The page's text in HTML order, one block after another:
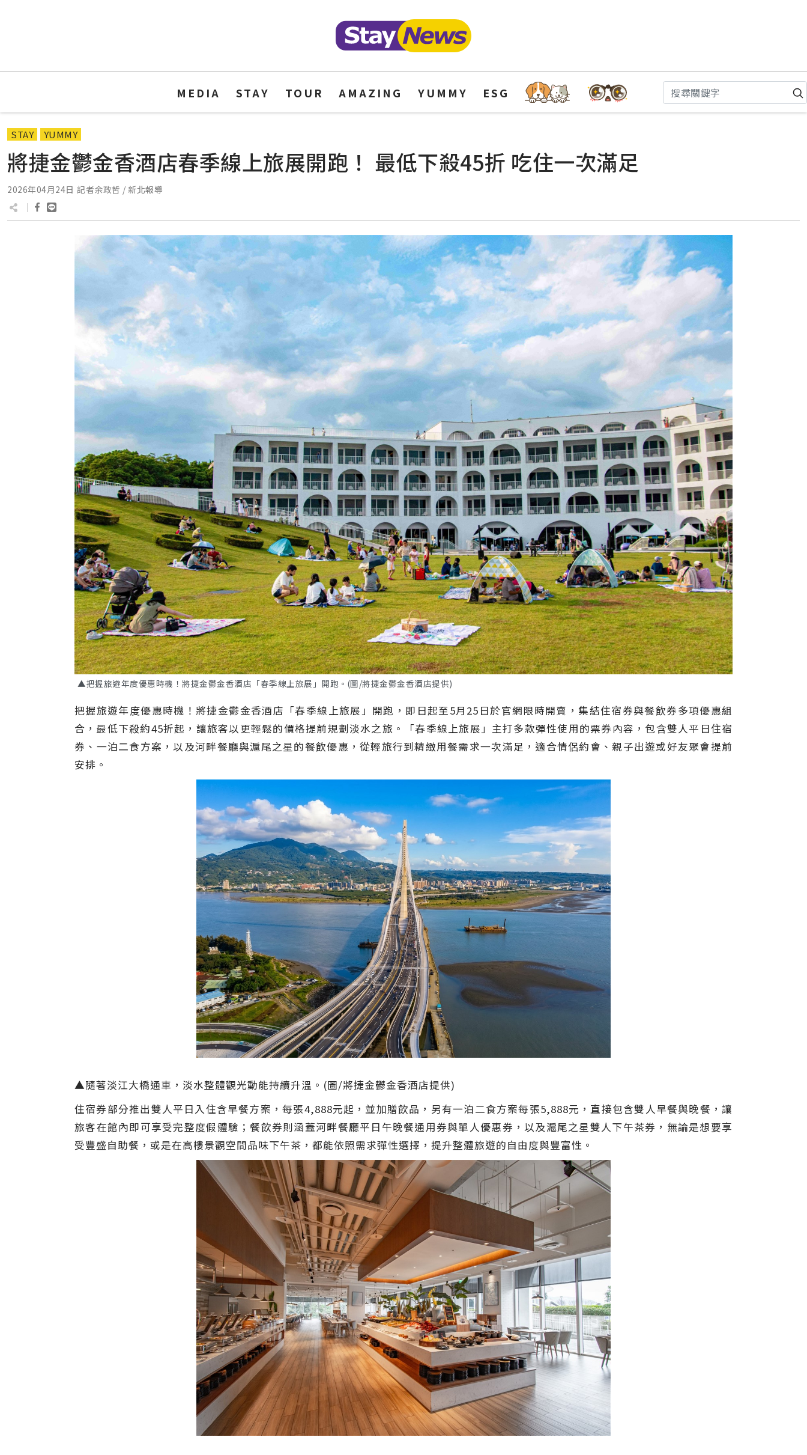
MEDIA STAY TOUR AMAZING YUMMY ESG
STAY YUMMY
將捷金鬱金香酒店春季線上旅展開跑！ 最低下殺45折 吃住一次滿足
2026年04月24日 記者余政哲 / 新北報導
▲把握旅遊年度優惠時機！將捷金鬱金香酒店「春季線上旅展」開跑。(圖/將捷金鬱金香酒店提供)
把握旅遊年度優惠時機！將捷金鬱金香酒店「春季線上旅展」開跑，即日起至5月25日於官網限時開賣，集結住宿券與餐飲券多項優惠組
合，最低下殺約45折起，讓旅客以更輕鬆的價格提前規劃淡水之旅。「春季線上旅展」主打多款彈性使用的票券內容，包含雙人平日住宿
券、一泊二食方案，以及河畔餐廳與滬尾之星的餐飲優惠，從輕旅行到精緻用餐需求一次滿足，適合情侶約會、親子出遊或好友聚會提前
安排。
▲隨著淡江大橋通車，淡水整體觀光動能持續升溫。(圖/將捷金鬱金香酒店提供)
住宿券部分推出雙人平日入住含早餐方案，每張4,888元起，並加贈飲品，另有一泊二食方案每張5,888元，直接包含雙人早餐與晚餐，讓
旅客在館內即可享受完整度假體驗；餐飲券則涵蓋河畔餐廳平日午晚餐通用券與單人優惠券，以及滬尾之星雙人下午茶券，無論是想要享
受豐盛自助餐，或是在高樓景觀空間品味下午茶，都能依照需求彈性選擇，提升整體旅遊的自由度與豐富性。